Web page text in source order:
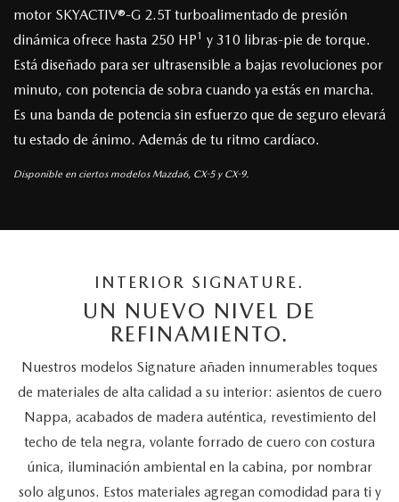
motor SKYACTIV®-G 2.5T turboalimentado de presión
dinámica ofrece hasta 250 HP1 y 310 libras-pie de torque.
Está diseñado para ser ultrasensible a bajas revoluciones por
minuto, con potencia de sobra cuando ya estás en marcha.
Es una banda de potencia sin esfuerzo que de seguro elevará
tu estado de ánimo. Además de tu ritmo cardíaco.
Disponible en ciertos modelos Mazda6, CX-5 y CX-9.
INTERIOR SIGNATURE.
UN NUEVO NIVEL DE
REFINAMIENTO.
Nuestros modelos Signature añaden innumerables toques
de materiales de alta calidad a su interior: asientos de cuero
Nappa, acabados de madera auténtica, revestimiento del
techo de tela negra, volante forrado de cuero con costura
única, iluminación ambiental en la cabina, por nombrar
solo algunos. Estos materiales agregan comodidad para ti y